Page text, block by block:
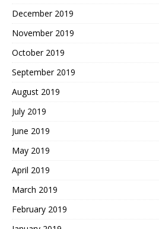
December 2019
November 2019
October 2019
September 2019
August 2019
July 2019
June 2019
May 2019
April 2019
March 2019
February 2019